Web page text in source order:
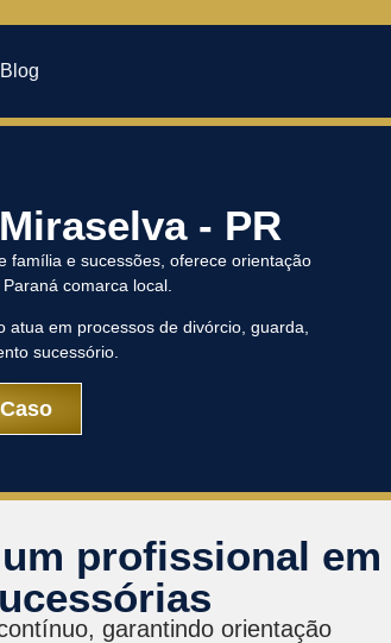
Blog
- PR
família e sucessões, oferece orientação
comarca local.
em processos de divórcio, guarda,
sucessório.
profissional em
garantindo orientação